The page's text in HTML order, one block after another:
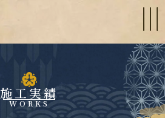
施工実績
WORKS